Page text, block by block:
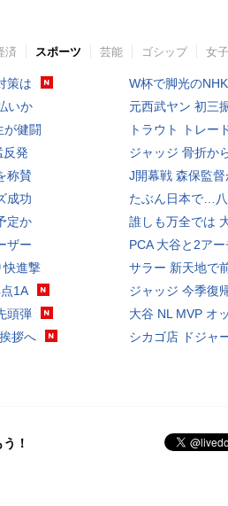
済 スポーツ 芸能 ゴシップ 女子
策は
いか
が健闘
反発
称賛
成功
定か
ザー
快進撃
1A
頭弾
拶へ
W杯で脚光の
元西武ヤン 初三
トラウト トレー
ジャッジ 骨折か
J開幕戦 森保監
たぶん日本で…
誰しも万全では
PCA 大谷と2ア
サラー 新天地で
ジャッジ 今季復
大谷 NL MVP オ
シカゴ店 ドジャ
！